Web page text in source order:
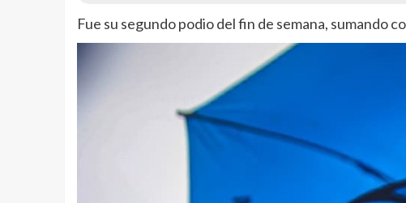
Fue su segundo podio del fin de semana, sumando